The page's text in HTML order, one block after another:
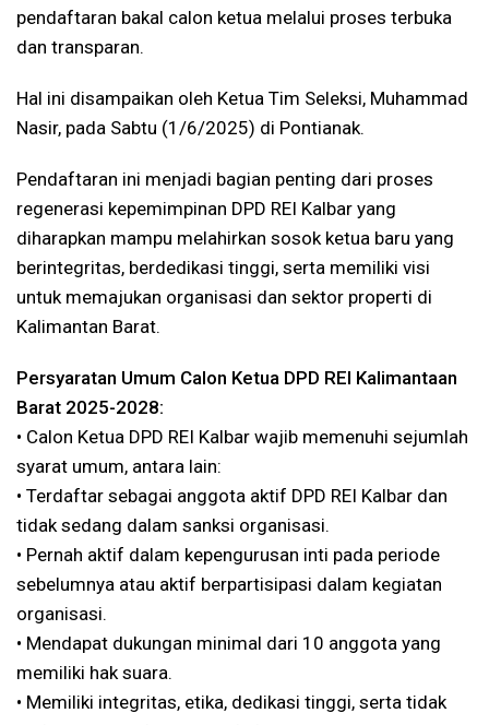
pendaftaran bakal calon ketua melalui proses terbuka
dan transparan.
Hal ini disampaikan oleh Ketua Tim Seleksi, Muhammad
Nasir, pada Sabtu (1/6/2025) di Pontianak.
Pendaftaran ini menjadi bagian penting dari proses
regenerasi kepemimpinan DPD REI Kalbar yang
diharapkan mampu melahirkan sosok ketua baru yang
berintegritas, berdedikasi tinggi, serta memiliki visi
untuk memajukan organisasi dan sektor properti di
Kalimantan Barat.
Persyaratan Umum Calon Ketua DPD REI Kalimantaan
Barat 2025-2028:
•⁠ ⁠Calon Ketua DPD REI Kalbar wajib memenuhi sejumlah
syarat umum, antara lain:
•⁠ ⁠Terdaftar sebagai anggota aktif DPD REI Kalbar dan
tidak sedang dalam sanksi organisasi.
•⁠ ⁠Pernah aktif dalam kepengurusan inti pada periode
sebelumnya atau aktif berpartisipasi dalam kegiatan
organisasi.
•⁠ ⁠Mendapat dukungan minimal dari 10 anggota yang
memiliki hak suara.
•⁠ ⁠Memiliki integritas, etika, dedikasi tinggi, serta tidak